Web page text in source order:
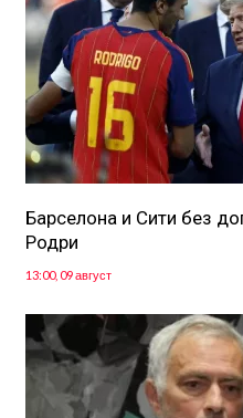
Барселона и Сити без
Родри
13:00, 09 август